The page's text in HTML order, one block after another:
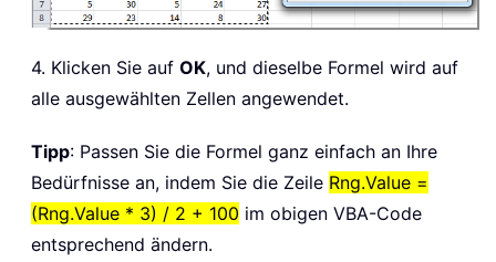
4. Klicken Sie auf OK, und dieselbe Formel wird auf
alle ausgewählten Zellen angewendet.
Tipp: Passen Sie die Formel ganz einfach an Ihre
Bedürfnisse an, indem Sie die Zeile Rng.Value =
(Rng.Value * 3) / 2 + 100 im obigen VBA-Code
entsprechend ändern.